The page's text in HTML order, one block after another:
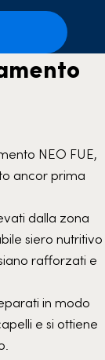
NEO FUE,
ancor prima
dalla zona
siero nutritivo
rafforzati e
in modo
e si ottiene